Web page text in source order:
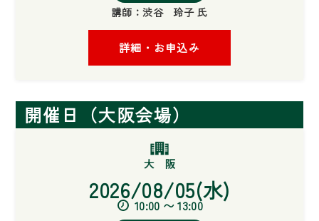
講師：渋谷 玲子 氏
詳細・お申込み
開催日（大阪会場）
2026/08/05(水)
10:00 〜 13:00